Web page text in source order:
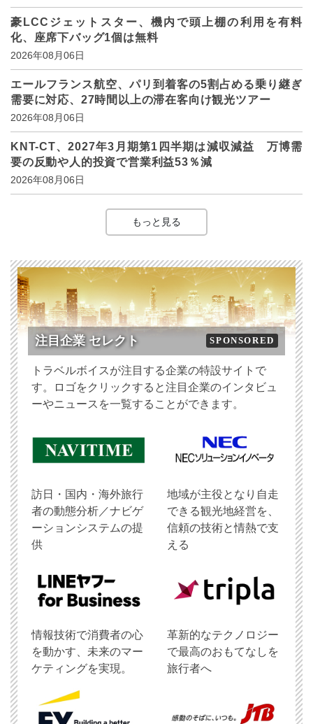
豪LCCジェットスター、機内で頭上棚の利用を有料
化、座席下バッグ1個は無料
2026年08月06日
エールフランス航空、パリ到着客の5割占める乗り継ぎ
需要に対応、27時間以上の滞在客向け観光ツアー
2026年08月06日
KNT-CT、2027年3月期第1四半期は減収減益 万博需
要の反動や人的投資で営業利益53％減
2026年08月06日
もっと見る
注目企業 セレクト SPONSORED
トラベルボイスが注目する企業の特設サイトで
す。ロゴをクリックすると注目企業のインタビュ
ーやニュースを一覧することができます。
訪日・国内・海外旅行
者の動態分析／ナビゲ
ーションシステムの提
供
地域が主役となり自走
できる観光地経営を、
信頼の技術と情熱で支
える
情報技術で消費者の心
を動かす、未来のマー
ケティングを実現。
革新的なテクノロジー
で最高のおもてなしを
旅行者へ